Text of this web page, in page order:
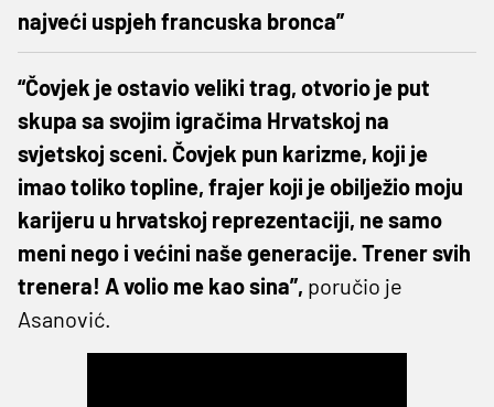
najveći uspjeh francuska bronca”
“Čovjek je ostavio veliki trag, otvorio je put
skupa sa svojim igračima Hrvatskoj na
svjetskoj sceni. Čovjek pun karizme, koji je
imao toliko topline, frajer koji je obilježio moju
karijeru u hrvatskoj reprezentaciji, ne samo
meni nego i većini naše generacije. Trener svih
trenera! A volio me kao sina”, poručio je
Asanović.